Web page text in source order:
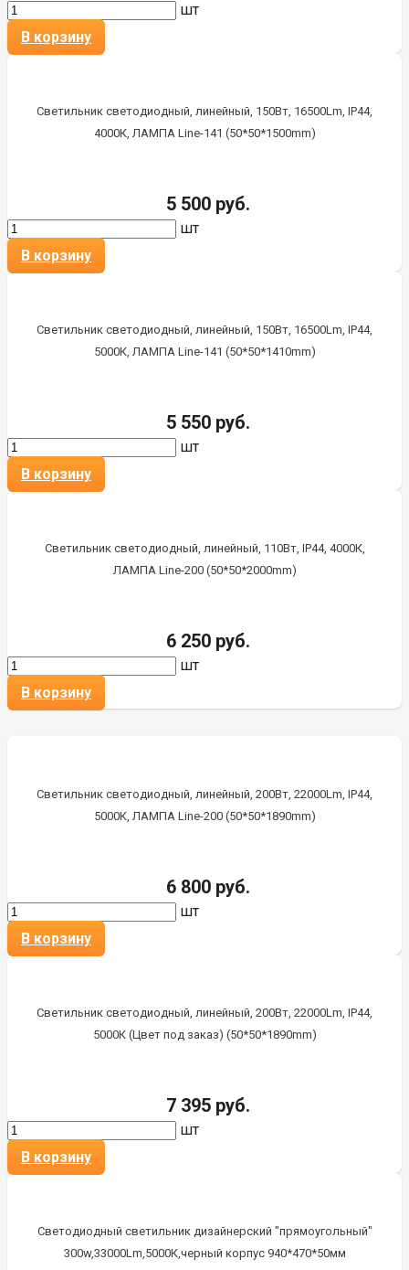
шт
В корзину
Светильник светодиодный, линейный, 150Вт, 16500Lm, IP44,
4000К, ЛАМПА Line-141 (50*50*1500mm)
5 500 руб.
шт
В корзину
Светильник светодиодный, линейный, 150Вт, 16500Lm, IP44,
5000К, ЛАМПА Line-141 (50*50*1410mm)
5 550 руб.
шт
В корзину
Светильник светодиодный, линейный, 110Вт, IP44, 4000К,
ЛАМПА Line-200 (50*50*2000mm)
6 250 руб.
шт
В корзину
Светильник светодиодный, линейный, 200Вт, 22000Lm, IP44,
5000К, ЛАМПА Line-200 (50*50*1890mm)
6 800 руб.
шт
В корзину
Светильник светодиодный, линейный, 200Вт, 22000Lm, IP44,
5000К (Цвет под заказ) (50*50*1890mm)
7 395 руб.
шт
В корзину
Светодиодный светильник дизайнерский "прямоугольный"
300w,33000Lm,5000К,черный корпус 940*470*50мм